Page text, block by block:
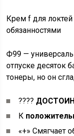
Крем f для локтей
обязанностями
Ф99 —
отпуске десяток
тонеры, но он
????
К
«+» Смягчает